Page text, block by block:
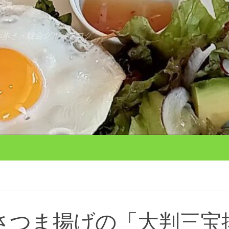
き・総合グルメブログ
ま揚げの「大判三宝